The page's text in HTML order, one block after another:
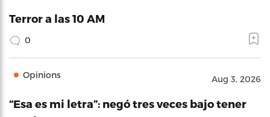
Terror a las 10 AM
0
Opinions Aug 3, 2026
“Esa es mi letra”: negó tres veces bajo tener